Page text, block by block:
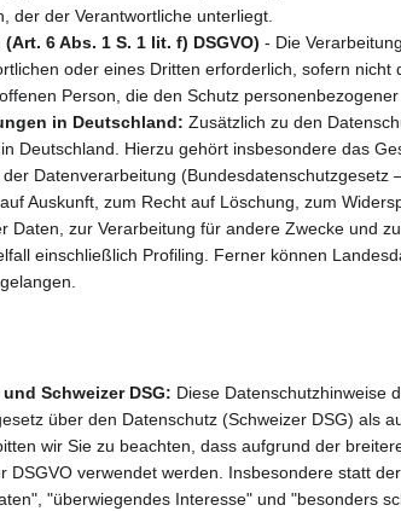
der der Verantwortliche unterliegt.
6 Abs. 1 S. 1 lit. f) DSGVO) - Die
oder eines Dritten erforderlich, sofern
Person, die den Schutz
in Deutschland: Zusätzlich zu den
Deutschland. Hierzu gehört insbesondere das
Datenverarbeitung (Bundesdatenschutzgesetz
Auskunft, zum Recht auf Löschung, zum
Daten, zur Verarbeitung für andere Zwecke und
einschließlich Profiling. Ferner können
Schweizer DSG: Diese Datenschutzhinweise
über den Datenschutz (Schweizer DSG) als
wir Sie zu beachten, dass aufgrund der
DSGVO verwendet werden. Insbesondere statt
"überwiegendes Interesse" und "besonders